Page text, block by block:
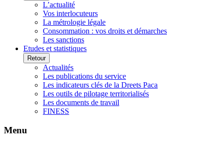
L’actualité
Vos interlocuteurs
La métrologie légale
Consommation : vos droits et démarches
Les sanctions
Etudes et statistiques
Retour
Actualités
Les publications du service
Les indicateurs clés de la Dreets Paca
Les outils de pilotage territorialisés
Les documents de travail
FINESS
Menu